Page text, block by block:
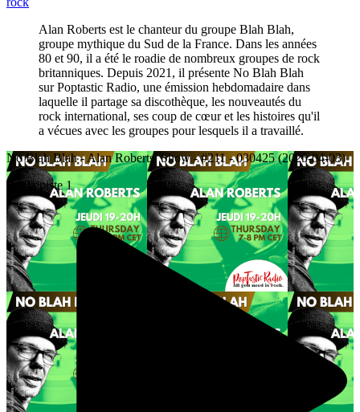
Alan Roberts est le chanteur du groupe Blah Blah,
groupe mythique du Sud de la France. Dans les années
80 et 90, il a été le roadie de nombreux groupes de rock
britanniques. Depuis 2021, il présente No Blah Blah
sur Poptastic Radio, une émission hebdomadaire dans
laquelle il partage sa discothèque, les nouveautés du
rock international, ses coup de cœur et les histoires qu'il
a vécues avec les groupes pour lesquels il a travaillé.
No Blah Blah - Alan Roberts’ Show - #211 - 030425 (2025-04-03)
Sur la piste 1